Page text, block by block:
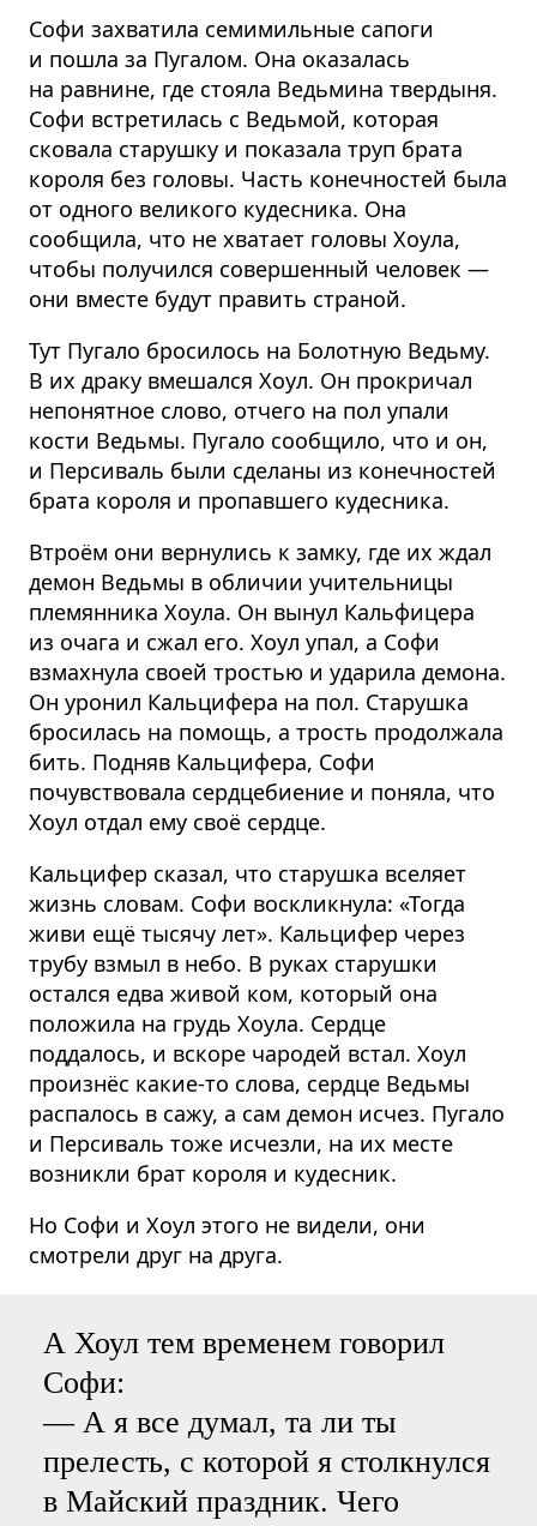
Софи захватила семимильные сапоги
и пошла за Пугалом. Она оказалась
на равнине, где стояла Ведьмина твердыня.
Софи встретилась с Ведьмой, которая
сковала старушку и показала труп брата
короля без головы. Часть конечностей была
от одного великого кудесника. Она
сообщила, что не хватает головы Хоула,
чтобы получился совершенный человек —
они вместе будут править страной.
Тут Пугало бросилось на Болотную Ведьму.
В их драку вмешался Хоул. Он прокричал
непонятное слово, отчего на пол упали
кости Ведьмы. Пугало сообщило, что и он,
и Персиваль были сделаны из конечностей
брата короля и пропавшего кудесника.
Втроём они вернулись к замку, где их ждал
демон Ведьмы в обличии учительницы
племянника Хоула. Он вынул Кальфицера
из очага и сжал его. Хоул упал, а Софи
взмахнула своей тростью и ударила демона.
Он уронил Кальцифера на пол. Старушка
бросилась на помощь, а трость продолжала
бить. Подняв Кальцифера, Софи
почувствовала сердцебиение и поняла, что
Хоул отдал ему своё сердце.
Кальцифер сказал, что старушка вселяет
жизнь словам. Софи воскликнула: «Тогда
живи ещё тысячу лет». Кальцифер через
трубу взмыл в небо. В руках старушки
остался едва живой ком, который она
положила на грудь Хоула. Сердце
поддалось, и вскоре чародей встал. Хоул
произнёс какие-то слова, сердце Ведьмы
распалось в сажу, а сам демон исчез. Пугало
и Персиваль тоже исчезли, на их месте
возникли брат короля и кудесник.
Но Софи и Хоул этого не видели, они
смотрели друг на друга.
А Хоул тем временем говорил
Софи:
— А я все думал, та ли ты
прелесть, с которой я столкнулся
в Майский праздник. Чего